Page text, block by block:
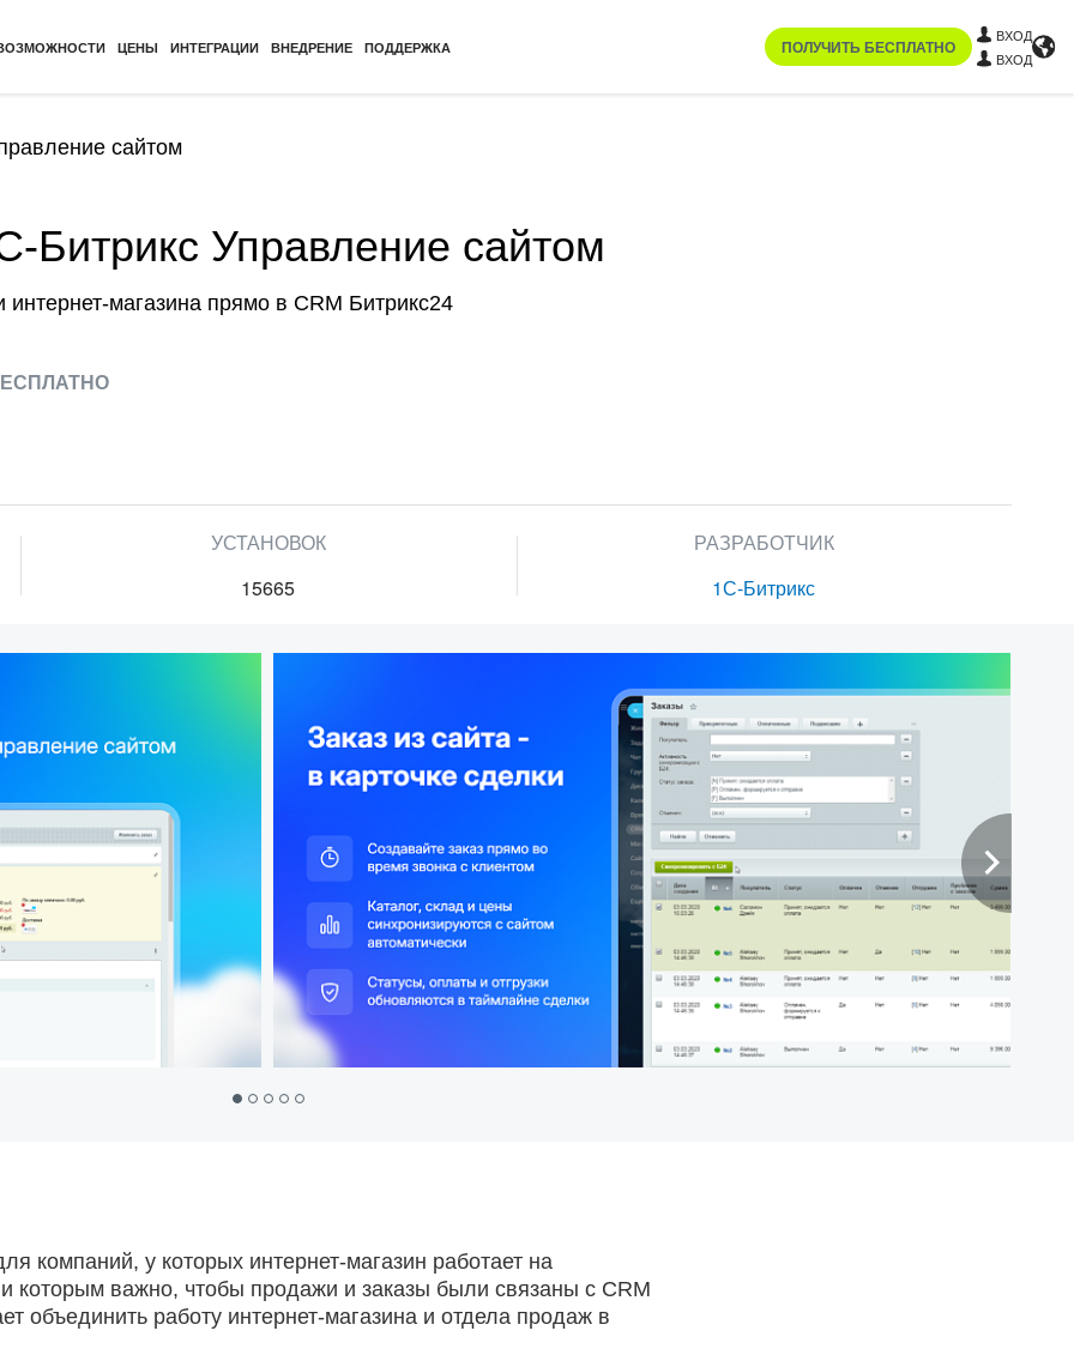
ЦЕНЫ ИНТЕГРАЦИИ ВНЕДРЕНИЕ ПОДДЕРЖКА ПОЛУЧИТЬ БЕСПЛАТНО
ВХОД
ВХОД
сайтом
Битрикс Управление сайтом
интернет-магазина прямо в CRM Битрикс24
УСТАНОВОК
15665
РАЗРАБОТЧИК
1С-Битрикс
компаний, у которых интернет-магазин работает на
которым важно, чтобы продажи и заказы были связаны с CRM
объединить работу интернет-магазина и отдела продаж в